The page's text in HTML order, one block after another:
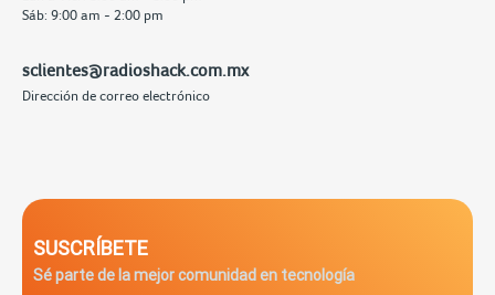
Sáb: 9:00 am - 2:00 pm
sclientes@radioshack.com.mx
Dirección de correo electrónico
SUSCRÍBETE
Sé parte de la mejor comunidad en tecnología